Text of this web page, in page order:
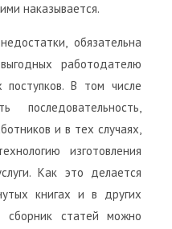
наказывается.
обязательна
работодателю
В том числе
последовательность,
и в тех случаях,
изготовления
Как это делается
книгах и в других
сборник статей можно